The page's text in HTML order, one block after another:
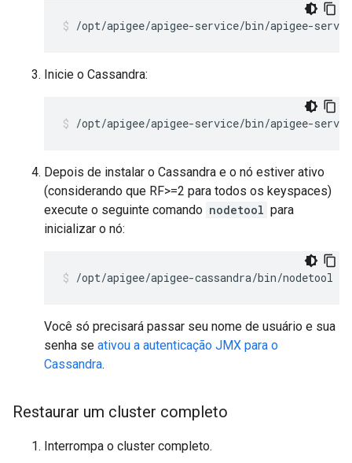
/opt/apigee/apigee-service/bin/apigee-
Inicie o Cassandra:
/opt/apigee/apigee-service/bin/apigee-
Depois de instalar o Cassandra e o nó estiver ativo
(considerando que RF>=2 para todos os keyspaces)
execute o seguinte comando nodetool para
inicializar o nó:
/opt/apigee/apigee-cassandra/bin/nodetool
Você só precisará passar seu nome de usuário e sua
senha se ativou a autenticação JMX para o
Cassandra.
Restaurar um cluster completo
Interrompa o cluster completo.